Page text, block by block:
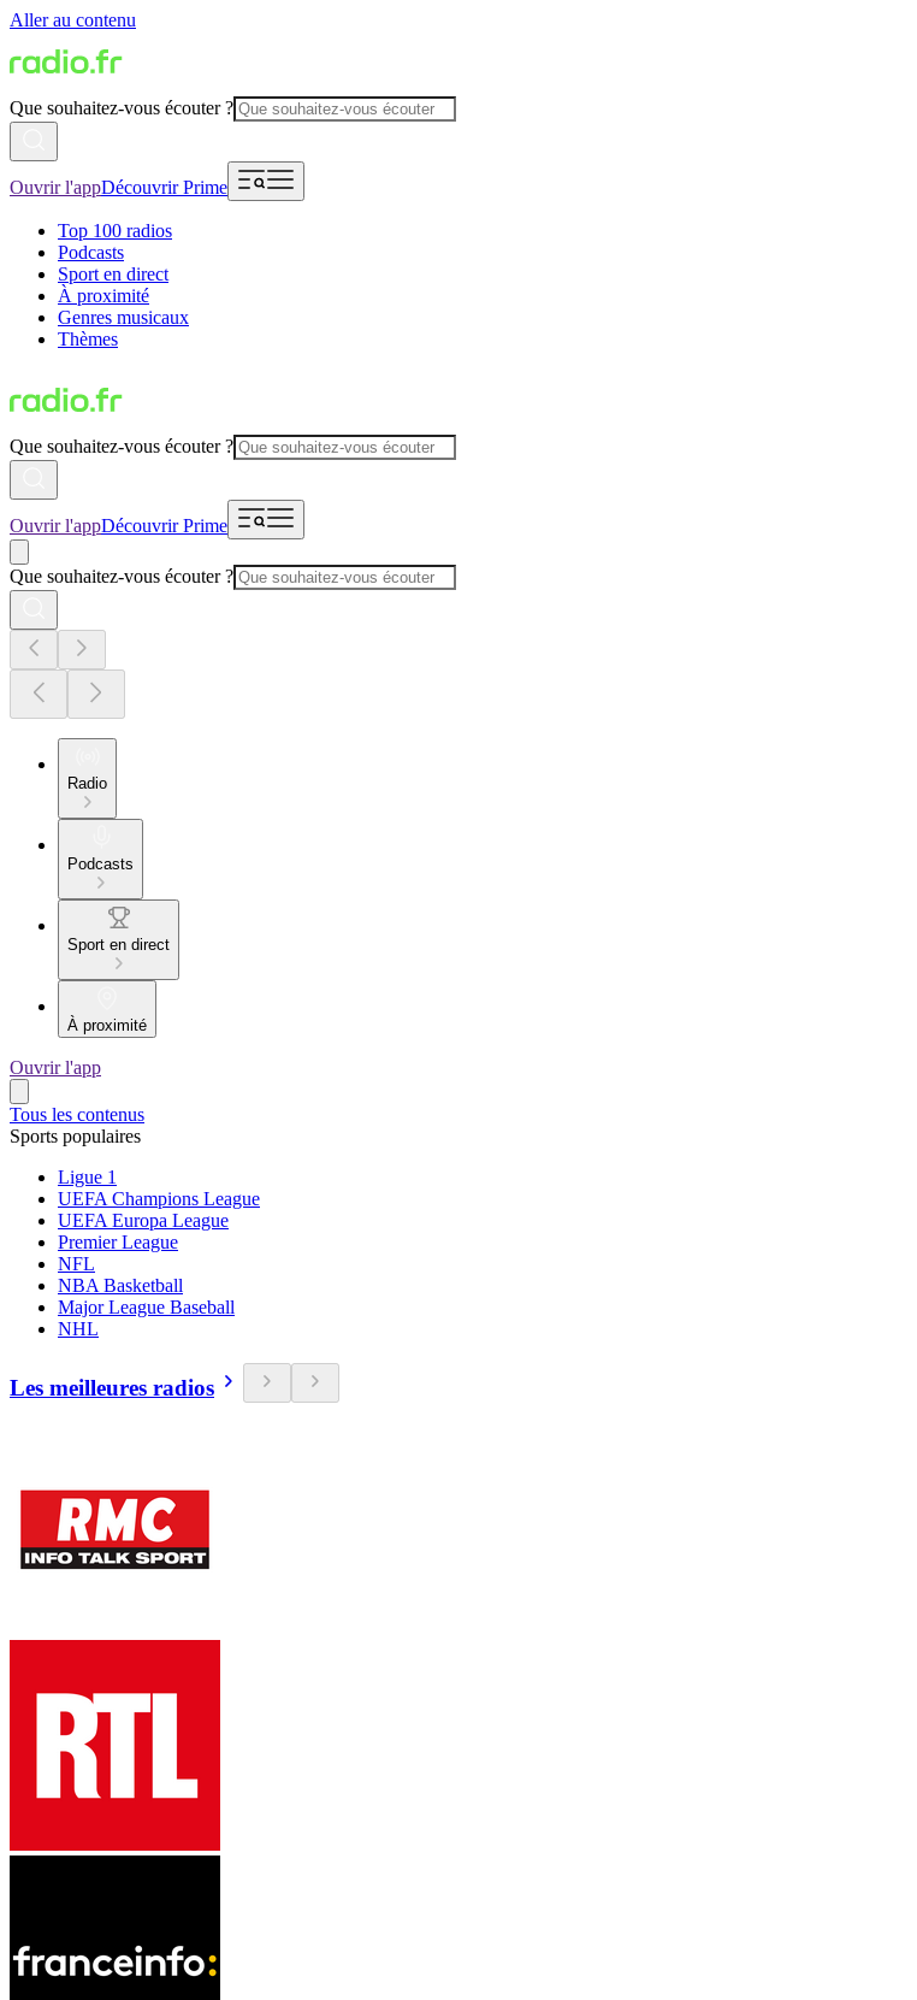
Aller au contenu
Que souhaitez-vous écouter ?
Ouvrir l'appDécouvrir Prime
Top 100 radios
Podcasts
Sport en direct
À proximité
Genres musicaux
Thèmes
Que souhaitez-vous écouter ?
Ouvrir l'appDécouvrir Prime
Que souhaitez-vous écouter ?
Radio
Podcasts
Sport en direct
À proximité
Ouvrir l'app
Tous les contenus
Sports populaires
Ligue 1
UEFA Champions League
UEFA Europa League
Premier League
NFL
NBA Basketball
Major League Baseball
NHL
Les meilleures radios